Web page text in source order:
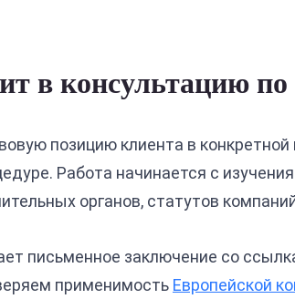
в консультацию
позицию клиента в
Работа начинается с
органов, статутов
письменное заключение со
применимость Европейской